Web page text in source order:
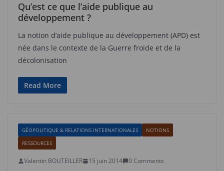
Qu’est ce que l’aide publique au
développement ?
La notion d’aide publique au développement (APD) est
née dans le contexte de la Guerre froide et de la
décolonisation
Read More
GÉOPOLITIQUE & RELATIONS INTERNATIONALES
NOTIONS
RESSOURCES
Valentin BOUTEILLER 15 juin 2014 0 Comments